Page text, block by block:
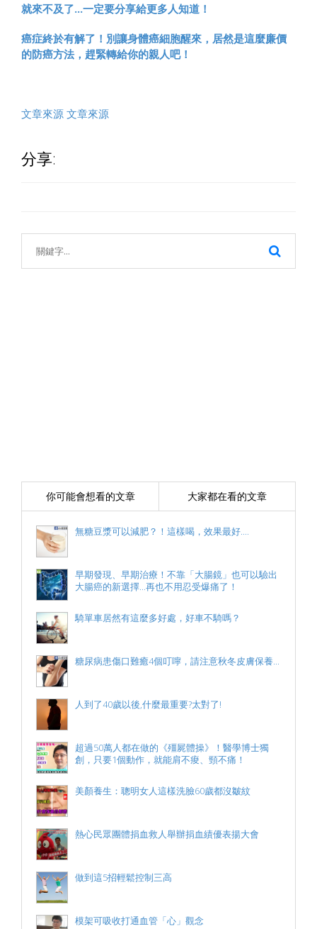
就來不及了...一定要分享給更多人知道！
癌症終於有解了！別讓身體癌細胞醒來，居然是這麼廉價
的防癌方法，趕緊轉給你的親人吧！
文章來源 文章來源
分享:
你可能會想看的文章 大家都在看的文章
無糖豆漿可以減肥？！這樣喝，效果最好....
早期發現、早期治療！不靠「大腸鏡」也可以驗出
大腸癌的新選擇...再也不用忍受爆痛了！
騎單車居然有這麼多好處，好車不騎嗎？
糖尿病患傷口難癒4個叮嚀，請注意秋冬皮膚保養...
人到了40歲以後,什麼最重要?太對了!
超過50萬人都在做的《殭屍體操》！醫學博士獨
創，只要1個動作，就能肩不痠、頸不痛！
美顏養生：聰明女人這樣洗臉60歲都沒皺紋
熱心民眾團體捐血救人舉辦捐血績優表揚大會
做到這5招輕鬆控制三高
模架可吸收打通血管「心」觀念